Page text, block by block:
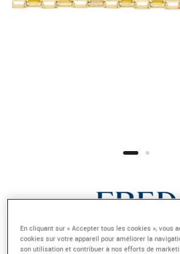
En cliquant sur « Accepter tous les cookies », vous
cookies sur votre appareil pour améliorer la
son utilisation et contribuer à nos efforts de